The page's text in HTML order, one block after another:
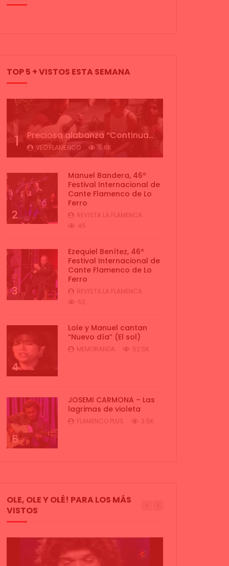
TOP 5 + VISTOS ESTA SEMANA
1 Preciosa alabanza “Continua” cantada por ALBA CORTES acompañada de IVAN a la guitarra | VEOFLAMENCO
VEO FLAMENCO 8.6K
2
Manuel Bandera, 46º
Festival Internacional de
Cante Flamenco de Lo
Ferro
REVISTA LA FLAMENCA
45
3
Ezequiel Benítez, 46º
Festival Internacional de
Cante Flamenco de Lo
Ferro
REVISTA LA FLAMENCA
52
4
Lole y Manuel cantan
“Nuevo día” (El sol)
MEMORANDA 52.5K
5
JOSEMI CARMONA – Las
lagrimas de violeta
FLAMENCO PLUS 3.5K
OLE, OLE Y OLÉ! PARA LOS MÁS
VISTOS